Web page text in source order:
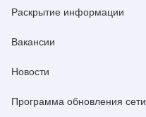
Раскрытие информации
Вакансии
Новости
Программа обновления сети